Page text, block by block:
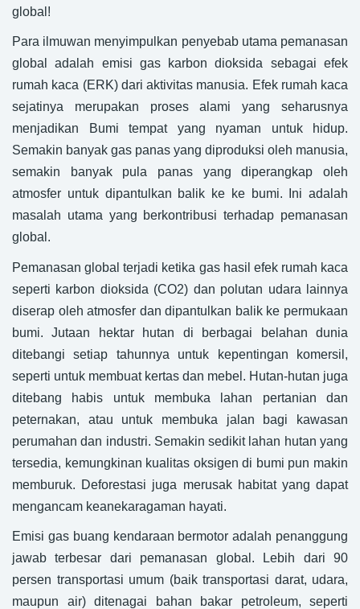
global!
Para ilmuwan menyimpulkan penyebab utama pemanasan
global adalah emisi gas karbon dioksida sebagai efek
rumah kaca (ERK) dari aktivitas manusia. Efek rumah kaca
sejatinya merupakan proses alami yang seharusnya
menjadikan Bumi tempat yang nyaman untuk hidup.
Semakin banyak gas panas yang diproduksi oleh manusia,
semakin banyak pula panas yang diperangkap oleh
atmosfer untuk dipantulkan balik ke ke bumi. Ini adalah
masalah utama yang berkontribusi terhadap pemanasan
global.
Pemanasan global terjadi ketika gas hasil efek rumah kaca
seperti karbon dioksida (CO2) dan polutan udara lainnya
diserap oleh atmosfer dan dipantulkan balik ke permukaan
bumi. Jutaan hektar hutan di berbagai belahan dunia
ditebangi setiap tahunnya untuk kepentingan komersil,
seperti untuk membuat kertas dan mebel. Hutan-hutan juga
ditebang habis untuk membuka lahan pertanian dan
peternakan, atau untuk membuka jalan bagi kawasan
perumahan dan industri. Semakin sedikit lahan hutan yang
tersedia, kemungkinan kualitas oksigen di bumi pun makin
memburuk. Deforestasi juga merusak habitat yang dapat
mengancam keanekaragaman hayati.
Emisi gas buang kendaraan bermotor adalah penanggung
jawab terbesar dari pemanasan global. Lebih dari 90
persen transportasi umum (baik transportasi darat, udara,
maupun air) ditenagai bahan bakar petroleum, seperti